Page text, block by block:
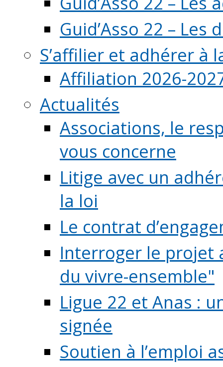
Guid’Asso 22 – Les
S’affilier et adhérer à
Affiliation 2026-
Actualités
Associations, le
vous concerne
Litige avec un
la loi
Le contrat
Interroger le projet
du vivre-ensemble"
Ligue 22 et Anas :
signée
Soutien à l’emploi